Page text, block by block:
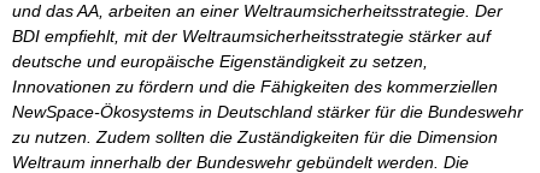
und das AA, arbeiten an einer Weltraumsicherheitsstrategie. Der
BDI empfiehlt, mit der Weltraumsicherheitsstrategie stärker auf
deutsche und europäische Eigenständigkeit zu setzen,
Innovationen zu fördern und die Fähigkeiten des kommerziellen
NewSpace-Ökosystems in Deutschland stärker für die Bundeswehr
zu nutzen. Zudem sollten die Zuständigkeiten für die Dimension
Weltraum innerhalb der Bundeswehr gebündelt werden. Die